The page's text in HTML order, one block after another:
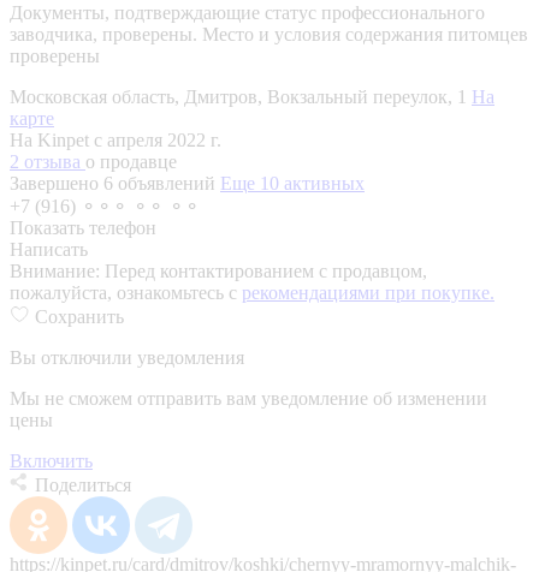
Документы, подтверждающие статус профессионального
заводчика, проверены. Место и условия содержания питомцев
проверены
Московская область, Дмитров, Вокзальный переулок, 1 На
карте
На Kinpet c апреля 2022 г.
2 отзыва о продавце
Завершено 6 объявлений Еще 10 активных
+7 (916) ⚬⚬⚬ ⚬⚬ ⚬⚬
Показать телефон
Написать
Внимание: Перед контактированием с продавцом,
пожалуйста, ознакомьтесь с рекомендациями при покупке.
Сохранить
Вы отключили уведомления
Мы не сможем отправить вам уведомление об изменении
цены
Включить
Поделиться
https://kinpet.ru/card/dmitrov/koshki/chernyy-mramornyy-malchik-